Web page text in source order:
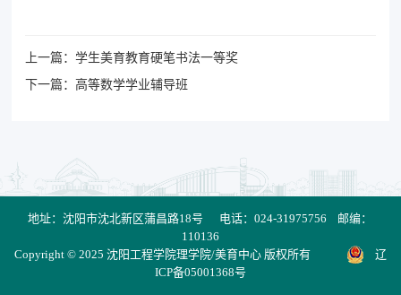
上一篇：学生美育教育硬笔书法一等奖
下一篇：高等数学学业辅导班
地址：沈阳市沈北新区蒲昌路18号 电话：024-31975756 邮编：
110136
Copyright © 2025 沈阳工程学院理学院/美育中心 版权所有
辽
ICP备05001368号